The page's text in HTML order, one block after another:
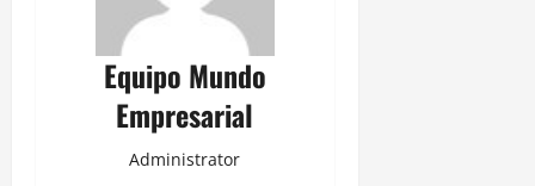
Equipo Mundo
Empresarial
Administrator